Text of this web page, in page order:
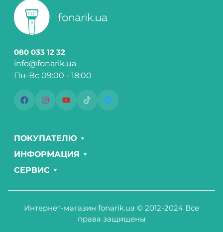
080 033 12 32
info@fonarik.ua
Пн-Вс 09:00 - 18:00
ПОКУПАТЕЛЮ
ИНФОРМАЦИЯ
СЕРВИС
Интернет-магазин fonarik.ua © 2012-2024 Все
права защищены